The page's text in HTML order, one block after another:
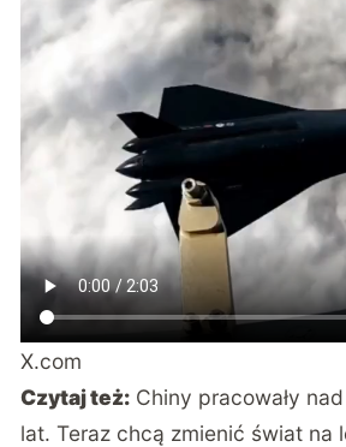
X.com
Czytaj też: Chiny pracowały
lat. Teraz chcą zmienić świat na